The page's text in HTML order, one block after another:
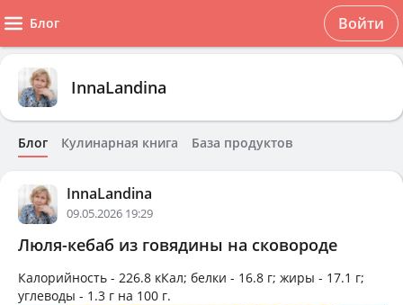
Блог Войти
InnaLandina
Блог Кулинарная книга База продуктов
InnaLandina
09.05.2026 19:29
Люля-кебаб из говядины на сковороде
Калорийность - 226.8 кКал; белки - 16.8 г; жиры - 17.1 г;
углеводы - 1.3 г на 100 г.